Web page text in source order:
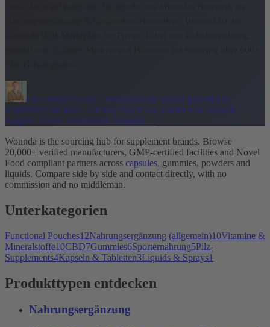
Die untenstehende Lieferantenliste wurde geprüft und
verifiziert vonOliver AllmoslechnerCo-Founder von Wonnda · 7.
August 2026So funktioniert Wonnda →
Wonnda is the sourcing hub for supplement brands. Browse
20,000+ verified manufacturers, GMP-certified facilities and Novel
Food compliant partners across capsules, gummies, powders and
liquids. Compare side by side and contact directly, with no
commission and no middleman.
Unterkategorien
Functional Pouches12Nahrungsergänzung (allgemein)10Vitamine &
Mineralstoffe10CBD7Gummies6Sporternährung5Pilz-
Supplements4Kapseln & Tabletten3Liquids & Sprays1
Produkttypen entdecken
Nahrungsergänzung